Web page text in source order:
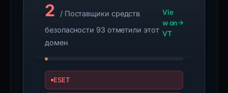
2
/ Поставщики средств
безопасности 93 отметили этот
домен
Vie
w on
VT
ESET